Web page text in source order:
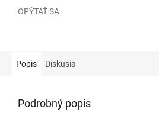
OPÝTAŤ SA
Popis Diskusia
Podrobný popis